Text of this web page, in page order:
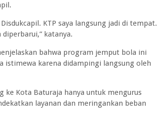
KTP saya langsung jadi di tempat.
diperbarui,” katanya.
bahwa program jemput bola ini
istimewa karena didampingi langsung oleh
ke Kota Baturaja hanya untuk mengurus
layanan dan meringankan beban